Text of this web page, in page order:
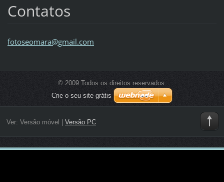
Contatos
fotoseomara@gmail.com
© 2009 Todos os direitos reservados.
Crie o seu site grátis
Ver: Versão móvel | Versão PC